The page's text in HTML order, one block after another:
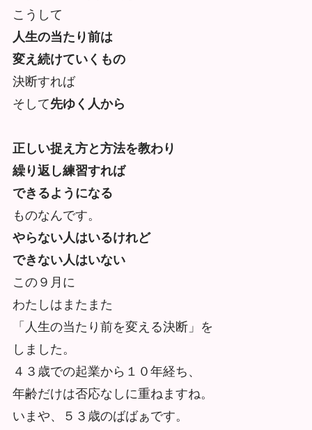
こうして
人生の当たり前は
変え続けていくもの
決断すれば
そして先ゆく人から
正しい捉え方と方法を教わり
繰り返し練習すれば
できるようになる
ものなんです。
やらない人はいるけれど
できない人はいない
この９月に
わたしはまたまた
「人生の当たり前を変える決断」を
しました。
４３歳での起業から１０年経ち、
年齢だけは否応なしに重ねますね。
いまや、５３歳のばばぁです。